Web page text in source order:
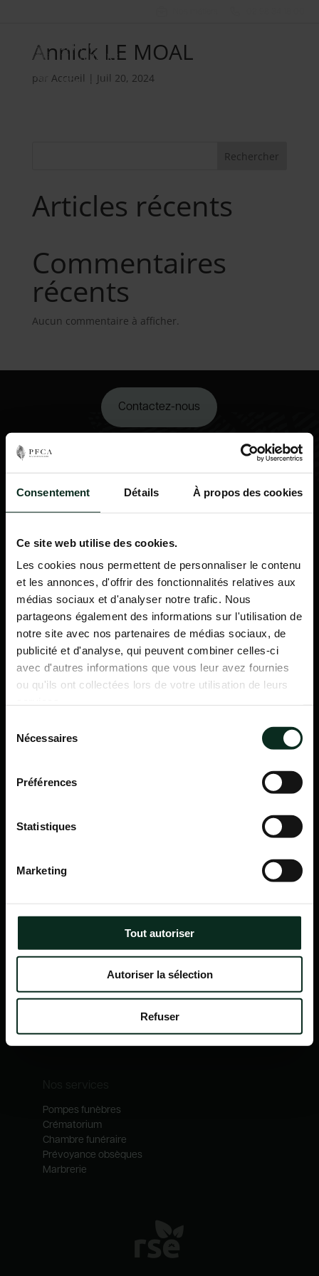
Consentement Détails À propos des cookies
Ce site web utilise des cookies.
Les cookies nous permettent de personnaliser le contenu
et les annonces, d'offrir des fonctionnalités relatives aux
médias sociaux et d'analyser notre trafic. Nous
partageons également des informations sur l'utilisation de
notre site avec nos partenaires de médias sociaux, de
publicité et d'analyse, qui peuvent combiner celles-ci
avec d'autres informations que vous leur avez fournies
ou qu'ils ont collectées lors de votre utilisation de leurs
Nécessaires
Préférences
Statistiques
Marketing
Tout autoriser
Autoriser la sélection
Refuser
Annick LE MOAL
par Accueil | Juil 20, 2024
Rechercher
Articles récents
Commentaires
récents
Aucun commentaire à afficher.
Contactez-nous
P.F.C.A Pompes Funèbres des Communes Associées
Itinéraire
Navigation
Qui sommes-nous ?
Notre catalogue
Nos métiers
Pompes funèbres
Crématorium
Chambre funéraire
Prévoyance obsèques
Marbrerie